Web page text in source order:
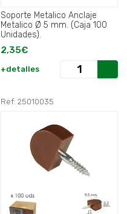
Soporte Metalico Anclaje
Metalico Ø 5 mm. (Caja 100
Unidades).
2,35€
+detalles
Ref: 25010035